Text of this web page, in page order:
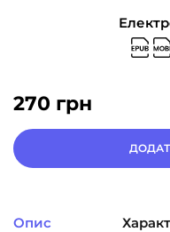
270 грн
Опис